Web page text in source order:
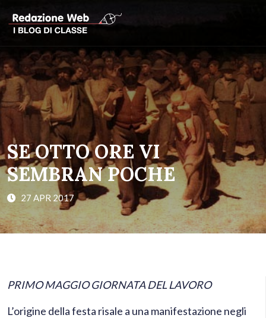
SE OTTO ORE VI
SEMBRAN POCHE
27 APR 2017
PRIMO MAGGIO GIORNATA DEL LAVORO
L’origine della festa risale a una manifestazione negli